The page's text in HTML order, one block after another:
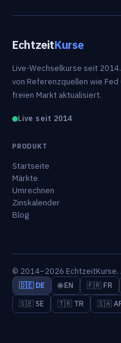
EchtzeitKurse
Live-Wechselkurse seit
von Referenzquellen wie
freien Markt aktualisiert.
Live seit 2014
PRODUKT
Startseite
Märkte
Umrechnen
Zinskalender
Blog
© 2014–2026 EchtzeitKurse.
🇩🇪 DE 🌐 EN 🇫🇷 FR
🇸🇪 SE
🇹🇷 TR 🇸🇦